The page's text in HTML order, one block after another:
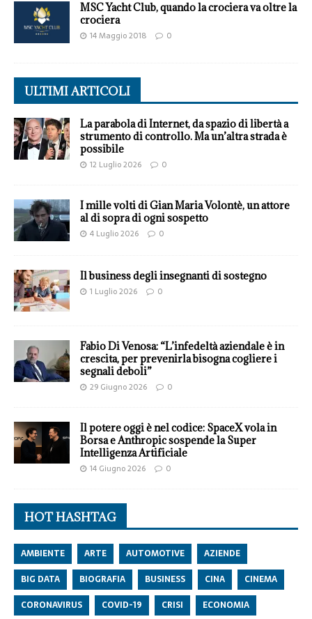
MSC Yacht Club, quando la crociera va oltre la
crociera
14 Maggio 2018 0
ULTIMI ARTICOLI
La parabola di Internet, da spazio di libertà a
strumento di controllo. Ma un’altra strada è
possibile
12 Luglio 2026 0
I mille volti di Gian Maria Volontè, un attore
al di sopra di ogni sospetto
4 Luglio 2026 0
Il business degli insegnanti di sostegno
1 Luglio 2026 0
Fabio Di Venosa: “L’infedeltà aziendale è in
crescita, per prevenirla bisogna cogliere i
segnali deboli”
29 Giugno 2026 0
Il potere oggi è nel codice: SpaceX vola in
Borsa e Anthropic sospende la Super
Intelligenza Artificiale
14 Giugno 2026 0
HOT HASHTAG
AMBIENTE ARTE AUTOMOTIVE
AZIENDE
BIG DATA
BIOGRAFIA BUSINESS CINA
CINEMA
CORONAVIRUS
COVID-19 CRISI ECONOMIA